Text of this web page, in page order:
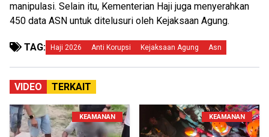
manipulasi. Selain itu, Kementerian Haji juga menyerahkan
450 data ASN untuk ditelusuri oleh Kejaksaan Agung.
TAG: Haji 2026 Anti Korupsi Kejaksaan Agung Asn
VIDEO TERKAIT
KEAMANAN KEAMANAN